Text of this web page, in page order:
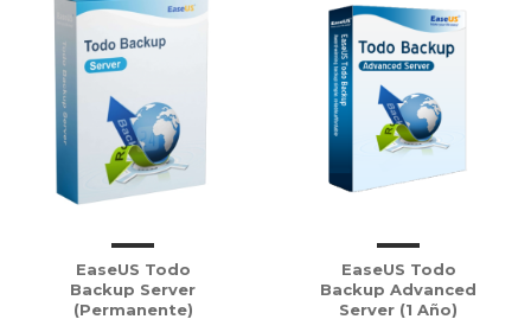
EaseUS Todo
Backup Server
(Permanente)
EaseUS Todo
Backup Advanced
Server (1 Año)